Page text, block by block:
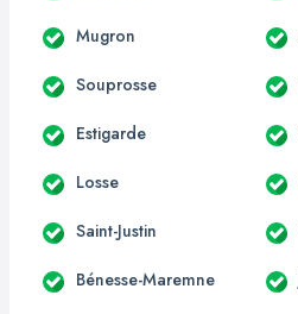
Mugron
Souprosse
Estigarde
Losse
Saint-Justin
Bénesse-Maremne